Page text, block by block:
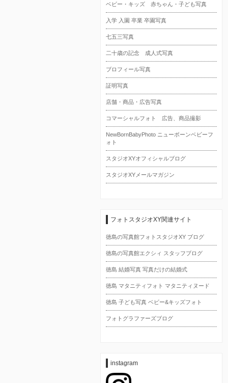
ベビー・キッズ 赤ちゃん・子ども写真
入学 入園 卒業 卒園写真
七五三写真
二十歳の記念 成人式写真
ブロフィール写真
証明写真
店舗・商品・広告写真
コマーシャルフォト 広告、商品撮影
NewBornBabyPhoto ニューボーンベビーフ
ォト
スタジオXYオフィシャルブログ
スタジオXYメールマガジン
フォトスタジオXY関連サイト
徳島の写真館フォトスタジオXY ブログ
徳島の写真館エクシィ スタッフブログ
徳島 結婚写真 写真だけの結婚式
徳島 マタニティフォト マタニティヌード
徳島 子ども写真 ベビー&キッズフォト
フォトグラファーズブログ
instagram